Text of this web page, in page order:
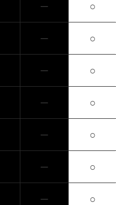
─ ○
─ ○
─ ○
─ ○
─ ○
─ ○
─ ○